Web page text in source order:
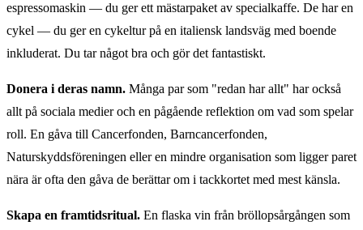
espressomaskin — du ger ett mästarpaket av specialkaffe. De har en
cykel — du ger en cykeltur på en italiensk landsväg med boende
inkluderat. Du tar något bra och gör det fantastiskt.
Donera i deras namn. Många par som "redan har allt" har också
allt på sociala medier och en pågående reflektion om vad som spelar
roll. En gåva till Cancerfonden, Barncancerfonden,
Naturskyddsföreningen eller en mindre organisation som ligger paret
nära är ofta den gåva de berättar om i tackkortet med mest känsla.
Skapa en framtidsritual. En flaska vin från bröllops­årgången som